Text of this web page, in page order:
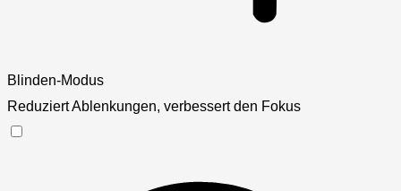
Blinden-Modus
Reduziert Ablenkungen, verbessert den Fokus